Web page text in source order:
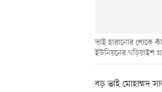
ভাই হারানোর শোকে
ইউনিয়নের গড়িয়াইশ
বড় ভাই মোহাম্মদ